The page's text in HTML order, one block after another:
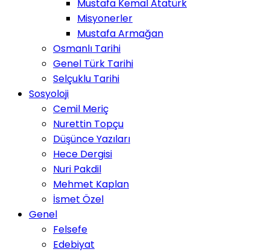
Mustafa Kemal Atatürk
Misyonerler
Mustafa Armağan
Osmanlı Tarihi
Genel Türk Tarihi
Selçuklu Tarihi
Sosyoloji
Cemil Meriç
Nurettin Topçu
Düşünce Yazıları
Hece Dergisi
Nuri Pakdil
Mehmet Kaplan
İsmet Özel
Genel
Felsefe
Edebiyat